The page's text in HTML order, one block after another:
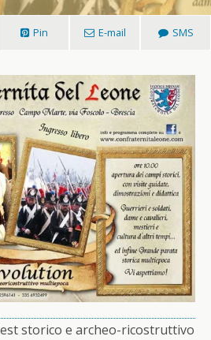
Pin E-mail SMS
storico e archeo-ricostruttivo